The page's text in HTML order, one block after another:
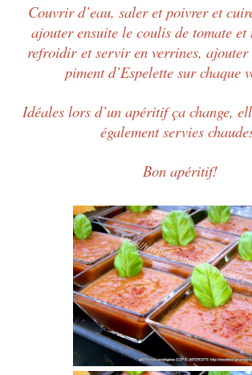
Couvrir d’eau, saler et poivrer et
ajouter ensuite le coulis de tomate
refroidir et servir en verrines, ajouter
piment d’Espelette sur chaque
Idéales lors d’un apéritif ça change,
également servies
Bon apéritif!